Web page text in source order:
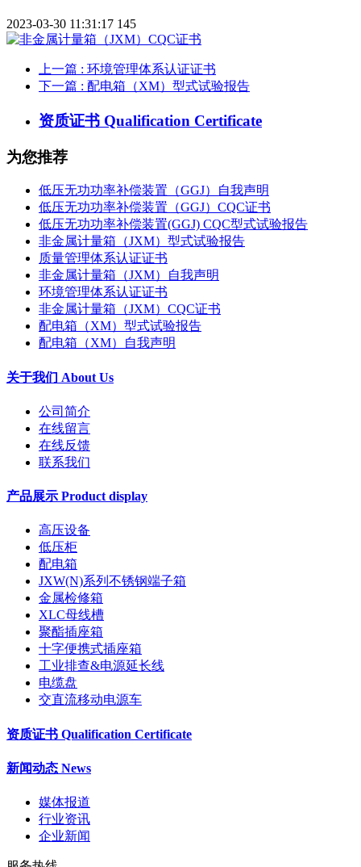
2023-03-30 11:31:17 145
上一篇 : 环境管理体系认证证书
下一篇 : 配电箱（XM）型式试验报告
资质证书 Qualification Certificate
为您推荐
低压无功功率补偿装置（GGJ）自我声明
低压无功功率补偿装置（GGJ）CQC证书
低压无功功率补偿装置(GGJ) CQC型式试验报告
非金属计量箱（JXM）型式试验报告
质量管理体系认证证书
非金属计量箱（JXM）自我声明
环境管理体系认证证书
非金属计量箱（JXM）CQC证书
配电箱（XM）型式试验报告
配电箱（XM）自我声明
关于我们 About Us
公司简介
在线留言
在线反馈
联系我们
产品展示 Product display
高压设备
低压柜
配电箱
JXW(N)系列不锈钢端子箱
金属检修箱
XLC母线槽
聚酯插座箱
十字便携式插座箱
工业排查&电源延长线
电缆盘
交直流移动电源车
资质证书 Qualification Certificate
新闻动态 News
媒体报道
行业资讯
企业新闻